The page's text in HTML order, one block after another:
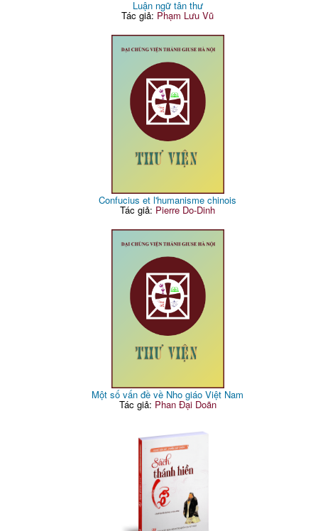
Luận ngữ tân thư
Tác giả: Phạm Lưu Vũ
Confucius et l'humanisme chinois
Tác giả: Pierre Do-Dinh
Một số vấn đề về Nho giáo Việt Nam
Tác giả: Phan Đại Doãn